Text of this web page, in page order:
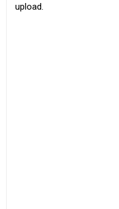
upload.